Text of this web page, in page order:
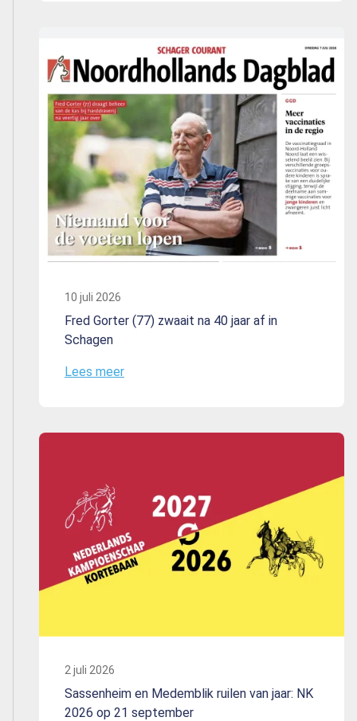
10 juli 2026
Fred Gorter (77) zwaait na 40 jaar af in
Schagen
Lees meer
2 juli 2026
Sassenheim en Medemblik ruilen van jaar: NK
2026 op 21 september